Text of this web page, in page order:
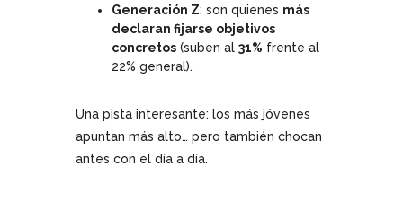
Generación Z: son quienes más
declaran fijarse objetivos
concretos (suben al 31% frente al
22% general).
Una pista interesante: los más jóvenes
apuntan más alto… pero también chocan
antes con el día a día.